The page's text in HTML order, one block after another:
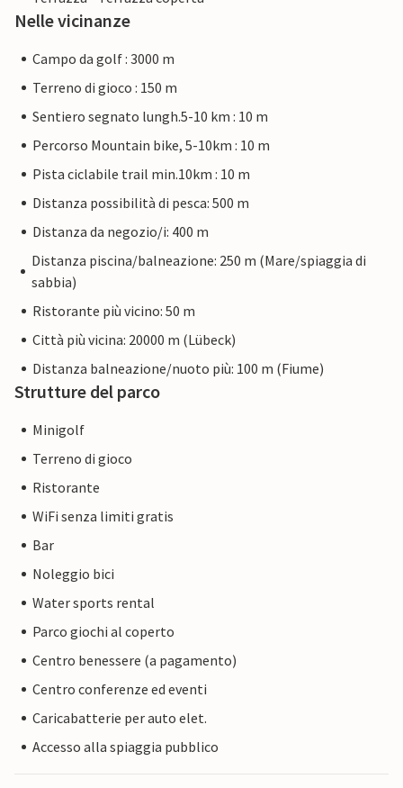
Nelle vicinanze
Campo da golf : 3000 m
Terreno di gioco : 150 m
Sentiero segnato lungh.5-10 km : 10 m
Percorso Mountain bike, 5-10km : 10 m
Pista ciclabile trail min.10km : 10 m
Distanza possibilità di pesca: 500 m
Distanza da negozio/i: 400 m
Distanza piscina/balneazione: 250 m (Mare/spiaggia di
sabbia)
Ristorante più vicino: 50 m
Città più vicina: 20000 m (Lübeck)
Distanza balneazione/nuoto più: 100 m (Fiume)
Strutture del parco
Minigolf
Terreno di gioco
Ristorante
WiFi senza limiti gratis
Bar
Noleggio bici
Water sports rental
Parco giochi al coperto
Centro benessere (a pagamento)
Centro conferenze ed eventi
Caricabatterie per auto elet.
Accesso alla spiaggia pubblico